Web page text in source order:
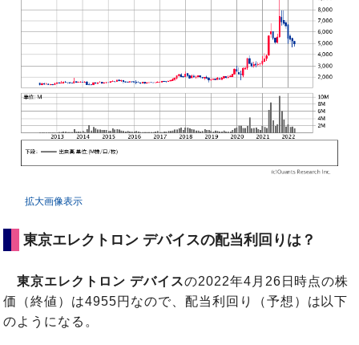
拡大画像表示
東京エレクトロン デバイスの配当利回りは？
東京エレクトロン デバイスの2022年4月26日時点の株
価（終値）は4955円なので、配当利回り（予想）は以下
のようになる。